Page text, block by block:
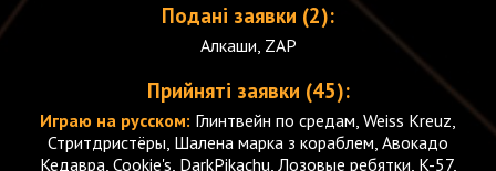
Подані заявки (2):
Алкаши, ZAP
Прийняті заявки (45):
Играю на русском: Глинтвейн по средам, Weiss Kreuz,
Стритдристёры, Шалена марка з кораблем, Авокадо
Кедавра, Cookie's, DarkPikachu, Лозовые ребятки, K-57,